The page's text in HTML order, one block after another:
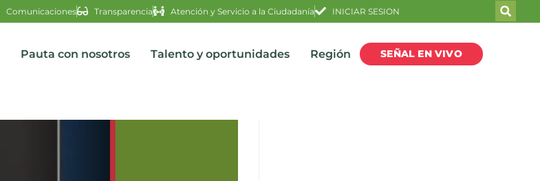
Comunicaciones Transparencia Atención y Servicio a la Ciudadanía INICIAR SESION
Pauta con nosotros Talento y oportunidades Región SEÑAL EN VIVO